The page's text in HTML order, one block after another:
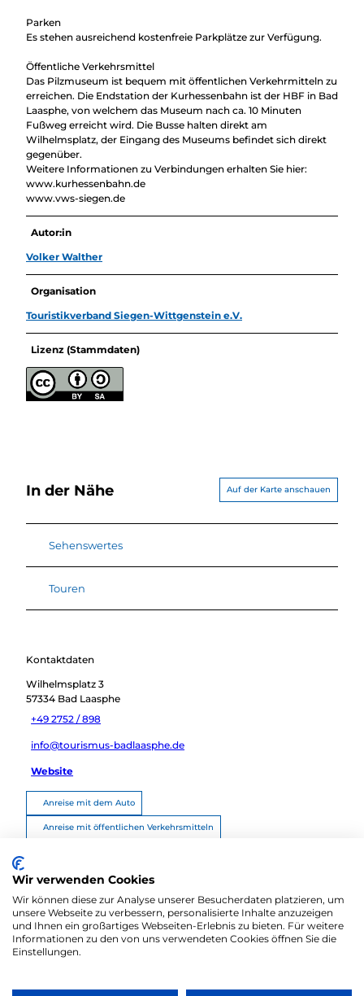
Parken
Es stehen ausreichend kostenfreie Parkplätze zur Verfügung.
Öffentliche Verkehrsmittel
Das Pilzmuseum ist bequem mit öffentlichen Verkehrmitteln zu
erreichen. Die Endstation der Kurhessenbahn ist der HBF in Bad
Laasphe, von welchem das Museum nach ca. 10 Minuten
Fußweg erreicht wird. Die Busse halten direkt am
Wilhelmsplatz, der Eingang des Museums befindet sich direkt
gegenüber.
Weitere Informationen zu Verbindungen erhalten Sie hier:
www.kurhessenbahn.de
www.vws-siegen.de
Autor:in
Volker Walther
Organisation
Touristikverband Siegen-Wittgenstein e.V.
Lizenz (Stammdaten)
In der Nähe Auf der Karte anschauen
Sehenswertes
Touren
Kontaktdaten
Wilhelmsplatz 3
57334 Bad Laasphe
+49 2752 / 898
info@tourismus-badlaasphe.de
Website
Anreise mit dem Auto
Anreise mit öffentlichen Verkehrsmitteln
Wir verwenden Cookies
Wir können diese zur Analyse unserer Besucherdaten platzieren, um
unsere Webseite zu verbessern, personalisierte Inhalte anzuzeigen
und Ihnen ein großartiges Webseiten-Erlebnis zu bieten. Für weitere
Informationen zu den von uns verwendeten Cookies öffnen Sie die
Einstellungen.